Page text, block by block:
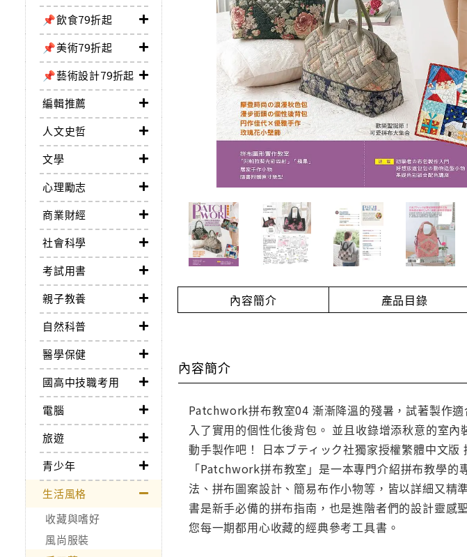
📌飲食79折起
📌美術79折起
📌藝術設計79折起
編輯推薦
人文史哲
文學
心理勵志
商業財經
社會科學
考試用書
親子教養
自然科普
醫學保健
國高中技職考用
電腦
旅遊
青少年
生活風格
收藏與嗜好
風尚服裝
內容簡介 產品目錄
內容簡介
Patchwork拼布教室04 漸漸降溫的殘暑，試著製作
入了實用的個性化後背包。 並且收錄增添秋意的室
動手製作吧！ 日本ブティック社獨家授權繁體中文
「Patchwork拼布教室」是一本專門介紹拼布教學
法、拼布圖案設計、簡易布作小物等，皆以詳細又
書是新手必備的拼布指南，也是進階者們的設計靈
您每一期都用心收藏的經典參考工具書。